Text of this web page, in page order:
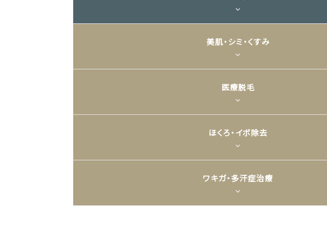
美肌・シミ・くすみ
医療脱毛
ほくろ・イボ除去
ワキガ・多汗症治療